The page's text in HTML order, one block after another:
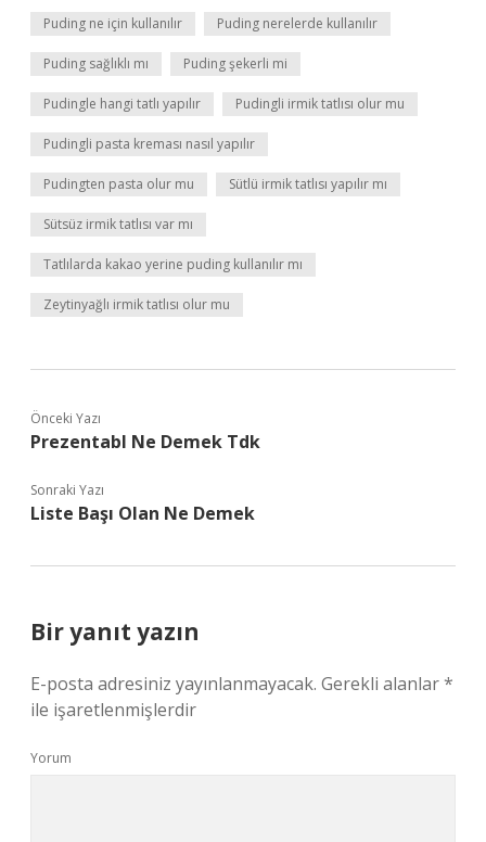
Puding ne için kullanılır Puding nerelerde kullanılır
Puding sağlıklı mı Puding şekerli mi
Pudingle hangi tatlı yapılır Pudingli irmik tatlısı olur mu
Pudingli pasta kreması nasıl yapılır
Pudingten pasta olur mu Sütlü irmik tatlısı yapılır mı
Sütsüz irmik tatlısı var mı
Tatlılarda kakao yerine puding kullanılır mı
Zeytinyağlı irmik tatlısı olur mu
Önceki Yazı
Prezentabl Ne Demek Tdk
Sonraki Yazı
Liste Başı Olan Ne Demek
Bir yanıt yazın
E-posta adresiniz yayınlanmayacak. Gerekli alanlar*
ile işaretlenmişlerdir
Yorum